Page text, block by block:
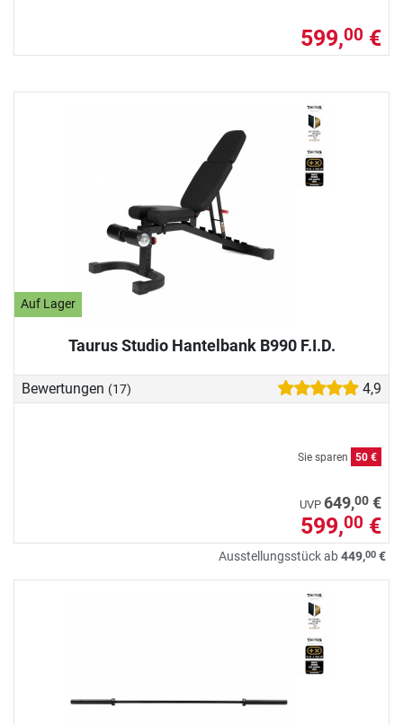
599,00 €
Auf Lager
Taurus Studio Hantelbank B990 F.I.D.
Bewertungen (17) 4,9
Sie sparen 50 €
UVP 649,00 €
599,00 €
Ausstellungsstück ab449,00 €